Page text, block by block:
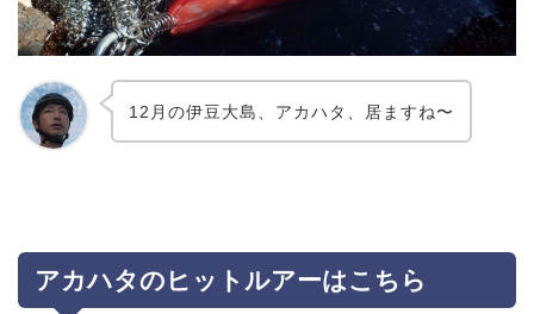
12月の伊豆大島、アカハタ、居ますね〜
アカハタのヒットルアーはこちら